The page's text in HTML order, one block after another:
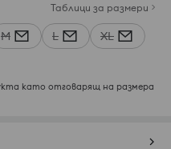
Таблици за размери
M L
XL
като отговарящ на размера